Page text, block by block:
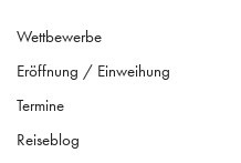
Wettbewerbe
Eröffnung / Einweihung
Termine
Reiseblog